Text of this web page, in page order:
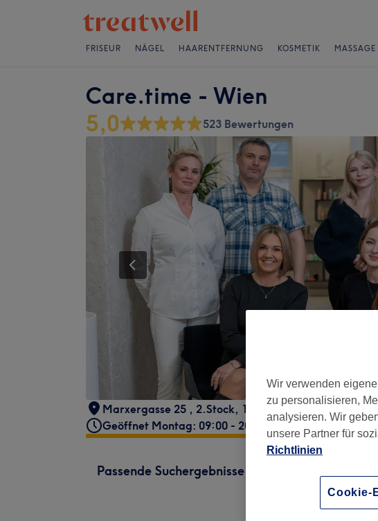
FRISEUR NÄGEL HAARENTFERNUNG KOSMETIK MASSAGE
Care.time - Wien
5,0 523 Bewertungen
Marxergasse 25 , 2.Stock, 1030 Wien, 1030
Geöffnet Montag: 09:00 - 20:00
Passende Suchergebnisse
30
Wir verwenden
zu personalisieren,
analysieren. Wir
unsere Partner für
Richtlinien
Cookie-